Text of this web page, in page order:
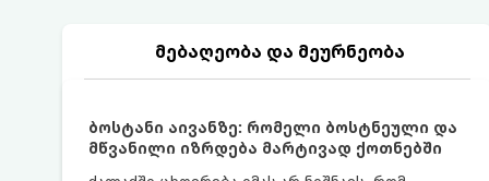
მებაღეობა და მეურნეობა
ბოსტანი აივანზე: რომელი ბოსტნეული და
მწვანილი იზრდება მარტივად ქოთნებში